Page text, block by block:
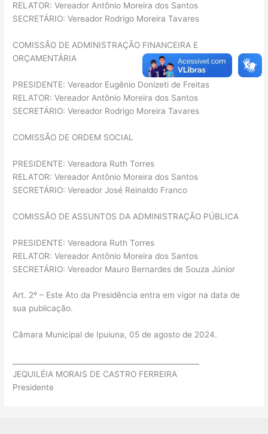
RELATOR: Vereador Antônio Moreira dos Santos
SECRETÁRIO: Vereador Rodrigo Moreira Tavares
COMISSÃO DE ADMINISTRAÇÃO FINANCEIRA E
ORÇAMENTÁRIA
PRESIDENTE: Vereador Eugênio Donizeti de Freitas
RELATOR: Vereador Antônio Moreira dos Santos
SECRETÁRIO: Vereador Rodrigo Moreira Tavares
COMISSÃO DE ORDEM SOCIAL
PRESIDENTE: Vereadora Ruth Torres
RELATOR: Vereador Antônio Moreira dos Santos
SECRETÁRIO: Vereador José Reinaldo Franco
COMISSÃO DE ASSUNTOS DA ADMINISTRAÇÃO PÚBLICA
PRESIDENTE: Vereadora Ruth Torres
RELATOR: Vereador Antônio Moreira dos Santos
SECRETÁRIO: Vereador Mauro Bernardes de Souza Júnior
Art. 2º – Este Ato da Presidência entra em vigor na data de
sua publicação.
Câmara Municipal de Ipuiuna, 05 de agosto de 2024.
JEQUILÉIA MORAIS DE CASTRO FERREIRA
Presidente